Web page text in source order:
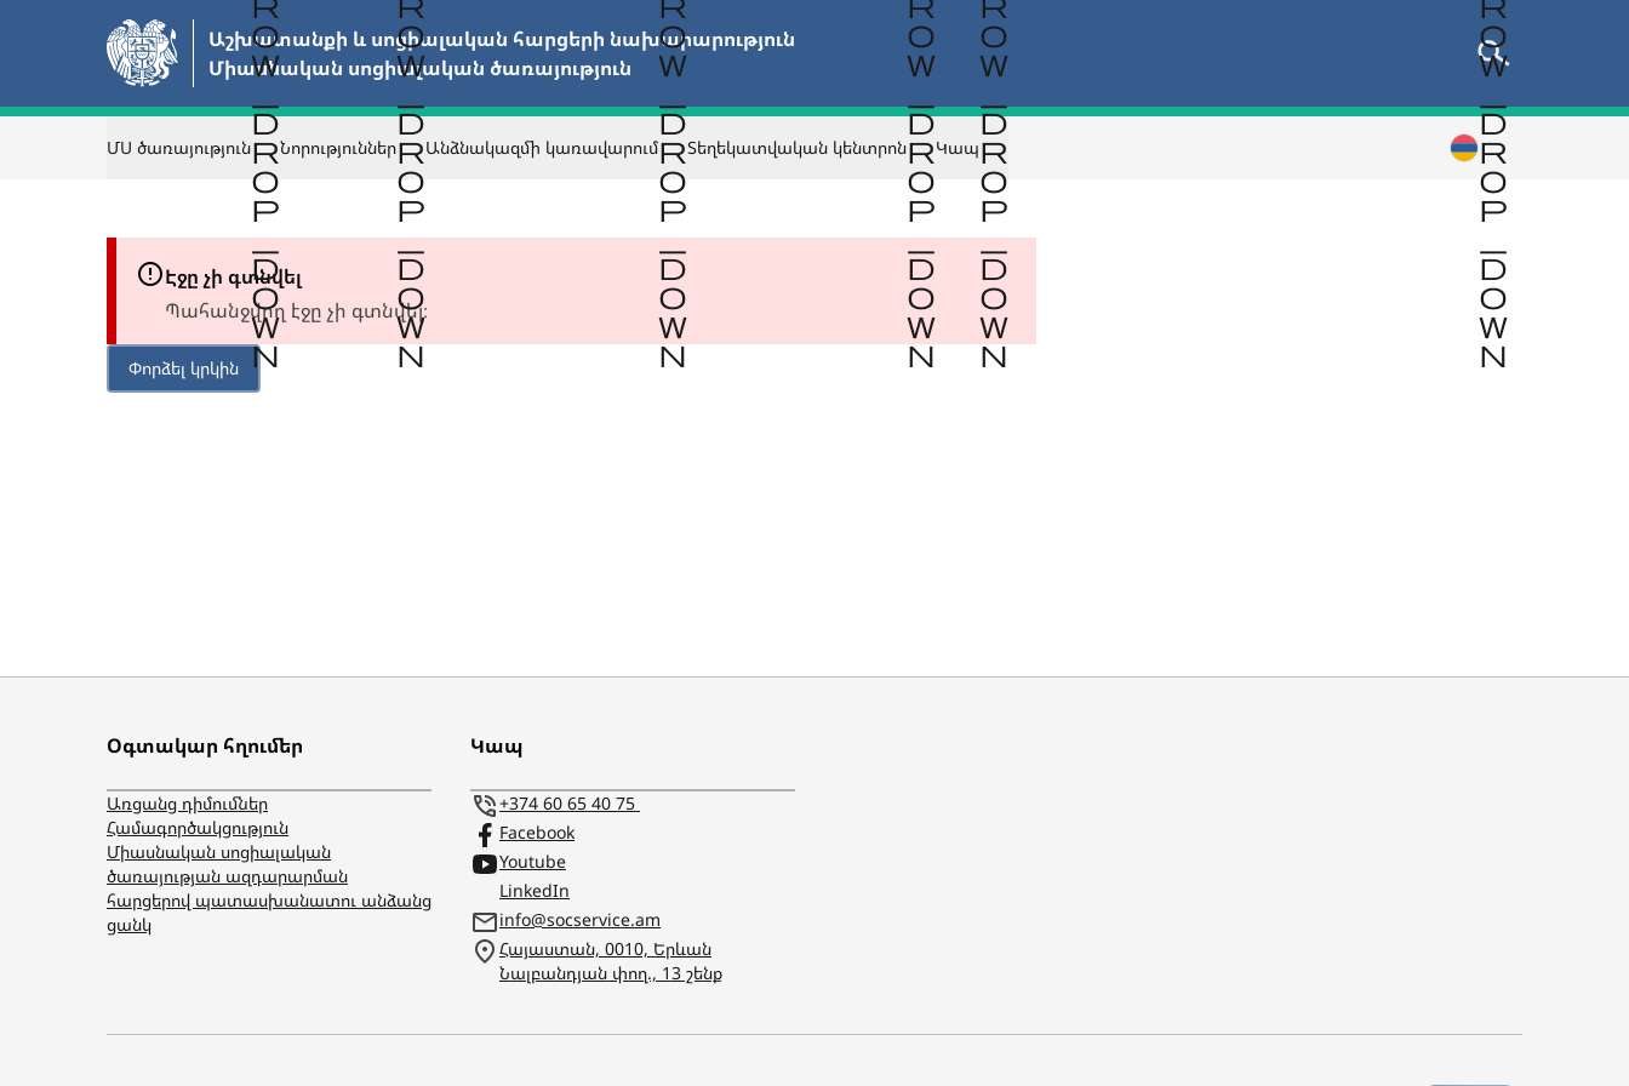
բովանդակությանը
Աշխատանքի և սոցիալական հարցերի նախարարություն
Միասնական սոցիալական ծառայություն
ՄՍ ծառայություն Նորություններ Անձնակազմի կառավարում Տեղեկատվական կենտրոն Կապ
Էջը չի գտնվել
Պահանջվող էջը չի գտնվել։
Փորձել կրկին
Օգտակար հղումեր
Առցանց դիմումներ
Համագործակցություն
Միասնական սոցիալական
ծառայության ազդարարման
հարցերով պատասխանատու անձանց
ցանկ
Կապ
+374 60 65 40 75
Facebook
Youtube
LinkedIn
info@socservice.am
Հայաստան, 0010, Երևան
Նալբանդյան փող., 13 շենք